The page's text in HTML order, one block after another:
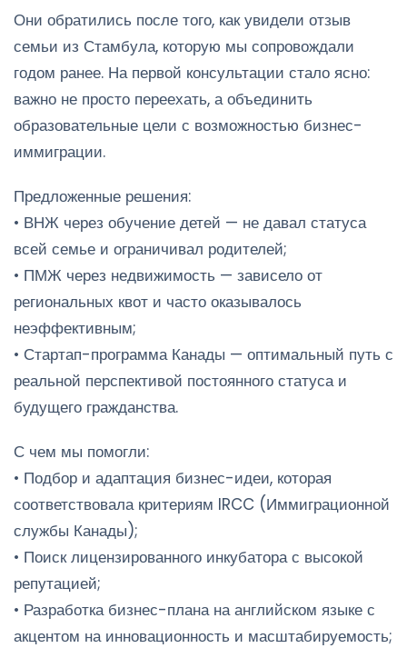
Они обратились после того, как увидели отзыв
семьи из Стамбула, которую мы сопровождали
годом ранее. На первой консультации стало ясно:
важно не просто переехать, а объединить
образовательные цели с возможностью бизнес-
иммиграции.
Предложенные решения:
• ВНЖ через обучение детей — не давал статуса
всей семье и ограничивал родителей;
• ПМЖ через недвижимость — зависело от
региональных квот и часто оказывалось
неэффективным;
• Стартап-программа Канады — оптимальный путь с
реальной перспективой постоянного статуса и
будущего гражданства.
С чем мы помогли:
• Подбор и адаптация бизнес-идеи, которая
соответствовала критериям IRCC (Иммиграционной
службы Канады);
• Поиск лицензированного инкубатора с высокой
репутацией;
• Разработка бизнес-плана на английском языке с
акцентом на инновационность и масштабируемость;